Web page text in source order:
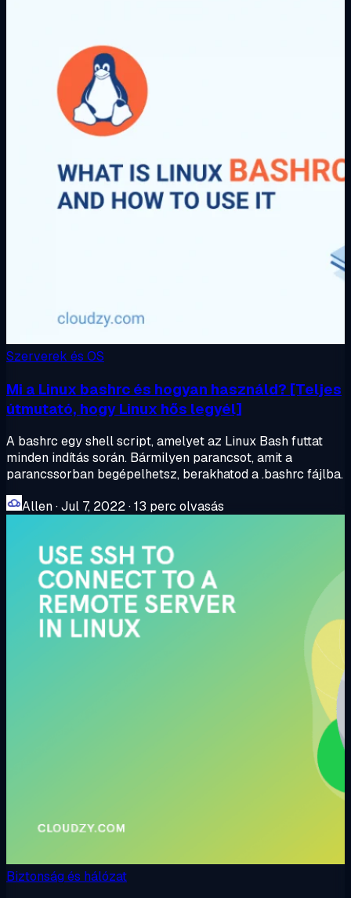
Szerverek és OS
Mi a Linux bashrc és hogyan használd? [Teljes
útmutató, hogy Linux hős legyél]
A bashrc egy shell script, amelyet az Linux Bash futtat
minden indítás során. Bármilyen parancsot, amit a
parancssorban begépelhetsz, berakhatod a .bashrc fájlba.
Allen·Jul 7, 2022·13 perc olvasás
Biztonság és hálózat